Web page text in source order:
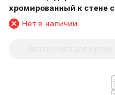
хромированный к стене с
четырьмя крючками
Langberger 11034A
Нет в наличии